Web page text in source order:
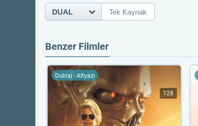
DUAL Tek Kaynak
Benzer Filmler
Dublaj - Altyazı
128